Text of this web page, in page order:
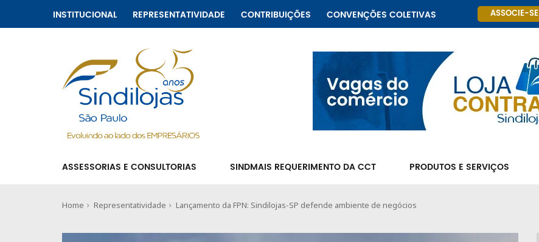
INSTITUCIONAL REPRESENTATIVIDADE CONTRIBUIÇÕES CONVENÇÕES COLETIVAS ASSOCIE-SE
ASSESSORIAS E CONSULTORIAS SINDMAIS REQUERIMENTO DA CCT PRODUTOS E SERVIÇOS
Home Representatividade Lançamento da FPN: Sindilojas-SP defende ambiente de negócios